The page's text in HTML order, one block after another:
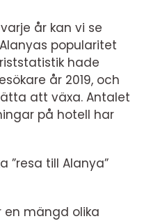
år kan vi se
popularitet
hade
år 2019, och
att växa. Antalet
på hotell har
”resa till Alanya”
en mängd olika